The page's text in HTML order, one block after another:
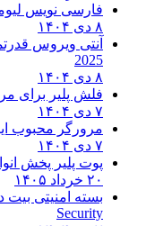
فارسی نویس لیومون
آنتی ویروس قدرتمند
فلش پلیر برای
مرورگر محبوب
پوت پلیر پخش انواع
بسته امنیتی بیت
Security